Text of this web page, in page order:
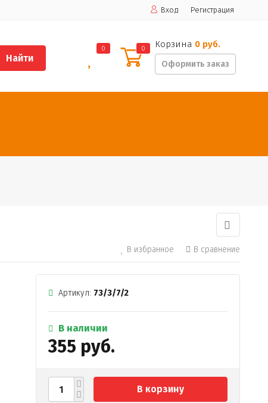
Вход Регистрация
Найти
0 0 Корзина 0 руб.
Оформить заказ
В избранное В сравнение
Артикул: 73/3/7/2
В наличии
355 руб.
В корзину